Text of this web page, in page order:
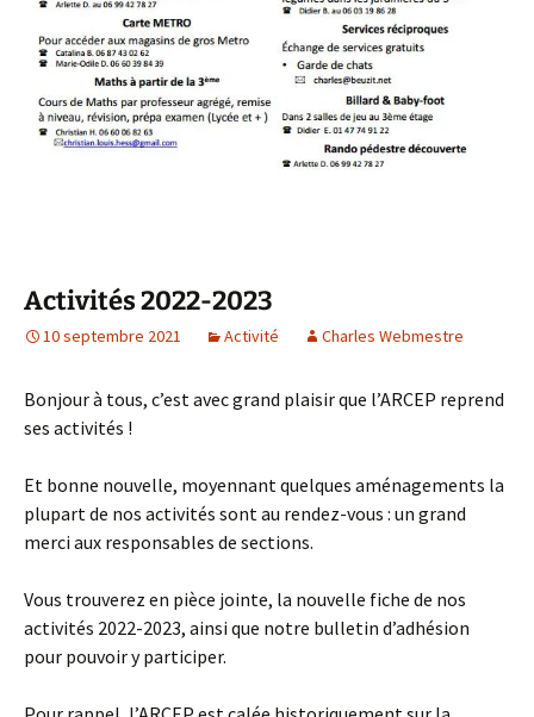
Activités 2022-2023
10 septembre 2021 Activité Charles Webmestre
Bonjour à tous, c’est avec grand plaisir que l’ARCEP reprend
ses activités !
Et bonne nouvelle, moyennant quelques aménagements la
plupart de nos activités sont au rendez-vous : un grand
merci aux responsables de sections.
Vous trouverez en pièce jointe, la nouvelle fiche de nos
activités 2022-2023, ainsi que notre bulletin d’adhésion
pour pouvoir y participer.